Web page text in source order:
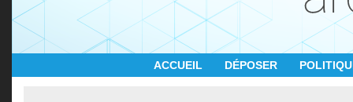
ACCUEIL DÉPOSER